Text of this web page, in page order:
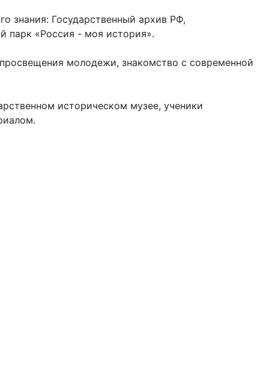
знания: Государственный архив РФ,
парк «Россия - моя история».
молодежи, знакомство с современной
историческом музее, ученики